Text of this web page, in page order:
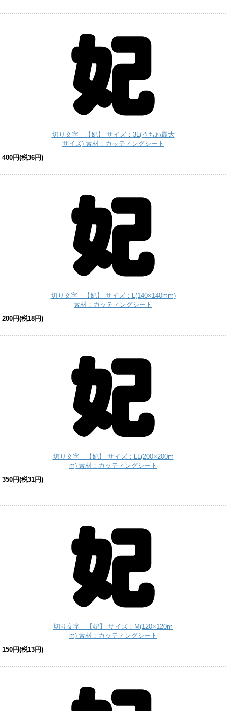
切り文字 【妃】 サイズ：3L(うちわ最大
サイズ) 素材：カッティングシート
400円(税36円)
切り文字 【妃】 サイズ：L(140×140mm)
素材：カッティングシート
200円(税18円)
切り文字 【妃】 サイズ：LL(200×200m
m) 素材：カッティングシート
350円(税31円)
切り文字 【妃】 サイズ：M(120×120m
m) 素材：カッティングシート
150円(税13円)